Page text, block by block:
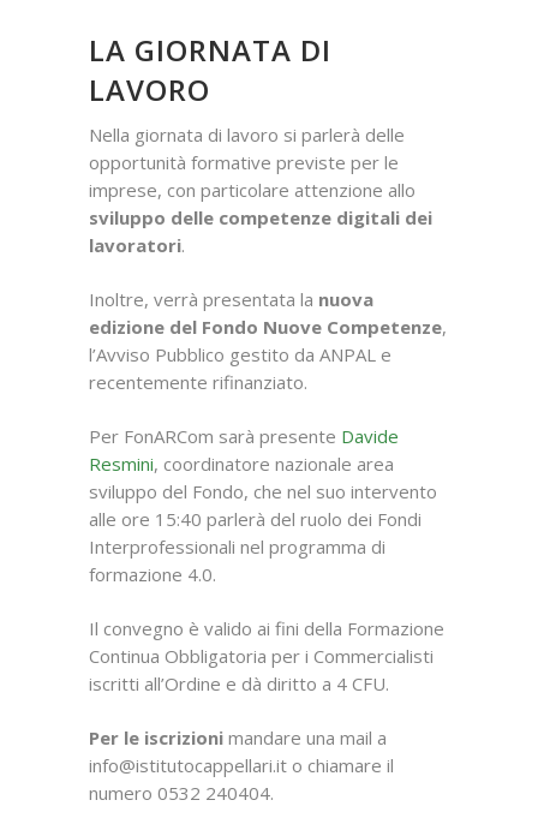
LA GIORNATA DI
LAVORO
Nella giornata di lavoro si parlerà delle
opportunità formative previste per le
imprese, con particolare attenzione allo
sviluppo delle competenze digitali dei
lavoratori.
Inoltre, verrà presentata la nuova
edizione del Fondo Nuove Competenze,
l’Avviso Pubblico gestito da ANPAL e
recentemente rifinanziato.
Per FonARCom sarà presente Davide
Resmini, coordinatore nazionale area
sviluppo del Fondo, che nel suo intervento
alle ore 15:40 parlerà del ruolo dei Fondi
Interprofessionali nel programma di
formazione 4.0.
Il convegno è valido ai fini della Formazione
Continua Obbligatoria per i Commercialisti
iscritti all’Ordine e dà diritto a 4 CFU.
Per le iscrizioni mandare una mail a
info@istitutocappellari.it o chiamare il
numero 0532 240404.